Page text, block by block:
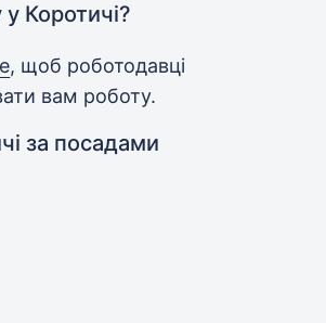
Коротичі?
, щоб роботодавці
вам роботу.
за посадами